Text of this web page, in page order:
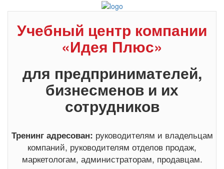
Учебный центр компании
«Идея Плюс»
для предпринимателей,
бизнесменов и их
сотрудников
Тренинг адресован: руководителям и владельцам
компаний, руководителям отделов продаж,
маркетологам, администраторам, продавцам.